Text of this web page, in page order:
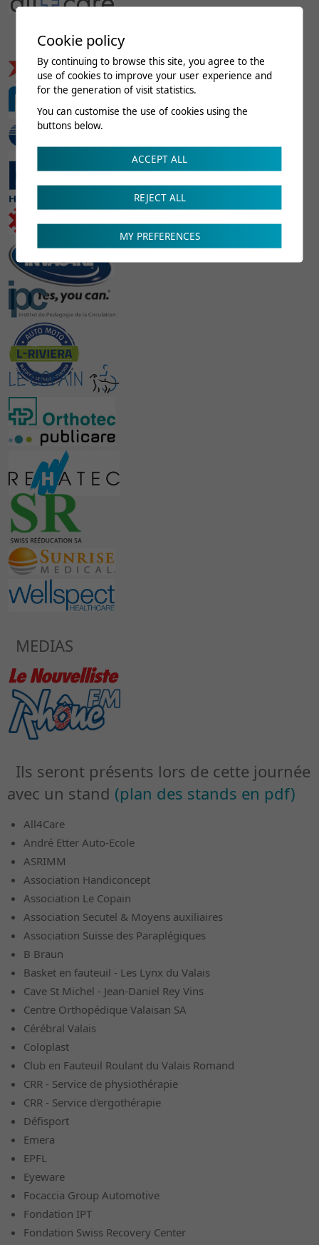
MEDIAS
Ils seront présents lors de cette journée
avec un stand (plan des stands en pdf)
All4Care
André Etter Auto-Ecole
ASRIMM
Association Handiconcept
Association Le Copain
Association Secutel & Moyens auxiliaires
Association Suisse des Paraplégiques
B Braun
Basket en fauteuil - Les Lynx du Valais
Cave St Michel - Jean-Daniel Rey Vins
Centre Orthopédique Valaisan SA
Cérébral Valais
Coloplast
Club en Fauteuil Roulant du Valais Romand
CRR - Service de physiothérapie
CRR - Service d'ergothérapie
Défisport
Emera
EPFL
Eyeware
Focaccia Group Automotive
Fondation IPT
Fondation Swiss Recovery Center
Cookie policy
By continuing to browse this site, you agree to the
use of cookies to improve your user experience and
for the generation of visit statistics.
You can customise the use of cookies using the
buttons below.
ACCEPT ALL
REJECT ALL
MY PREFERENCES